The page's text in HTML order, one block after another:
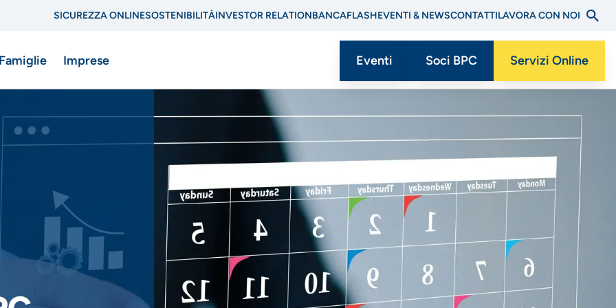
di
navigazione
di
SICUREZZA ONLINESOSTENIBILITÀINVESTOR RELATIONBANCAFLASHEVENTI & NEWSCONTATTILAVORA CON NOI
Imprese
Menu
CTA
Eventi Soci BPC Servizi Online